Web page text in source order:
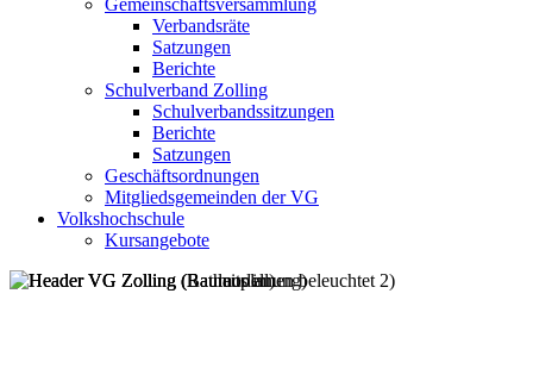
Gemeinschaftsversammlung
Verbandsräte
Satzungen
Berichte
Schulverband Zolling
Schulverbandssitzungen
Berichte
Satzungen
Geschäftsordnungen
Mitgliedsgemeinden der VG
Volkshochschule
Kursangebote